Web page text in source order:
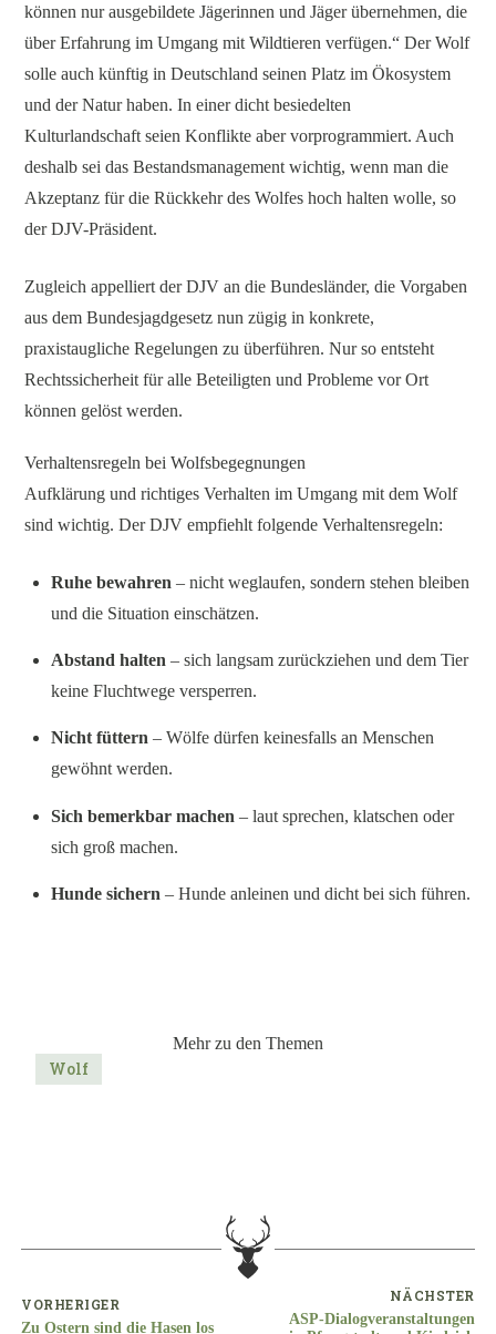
können nur ausgebildete Jägerinnen und Jäger übernehmen, die
über Erfahrung im Umgang mit Wildtieren verfügen.“ Der Wolf
solle auch künftig in Deutschland seinen Platz im Ökosystem
und der Natur haben. In einer dicht besiedelten
Kulturlandschaft seien Konflikte aber vorprogrammiert. Auch
deshalb sei das Bestandsmanagement wichtig, wenn man die
Akzeptanz für die Rückkehr des Wolfes hoch halten wolle, so
der DJV-Präsident.
Zugleich appelliert der DJV an die Bundesländer, die Vorgaben
aus dem Bundesjagdgesetz nun zügig in konkrete,
praxistaugliche Regelungen zu überführen. Nur so entsteht
Rechtssicherheit für alle Beteiligten und Probleme vor Ort
können gelöst werden.
Verhaltensregeln bei Wolfsbegegnungen
Aufklärung und richtiges Verhalten im Umgang mit dem Wolf
sind wichtig. Der DJV empfiehlt folgende Verhaltensregeln:
Ruhe bewahren– nicht weglaufen, sondern stehen bleiben
und die Situation einschätzen.
Abstand halten – sich langsam zurückziehen und dem Tier
keine Fluchtwege versperren.
Nicht füttern – Wölfe dürfen keinesfalls an Menschen
gewöhnt werden.
Sich bemerkbar machen – laut sprechen, klatschen oder
sich groß machen.
Hunde sichern– Hunde anleinen und dicht bei sich führen.
Mehr zu den Themen
Wolf
VORHERIGER
Zu Ostern sind die Hasen los
NÄCHSTER
ASP-Dialogveranstaltungen